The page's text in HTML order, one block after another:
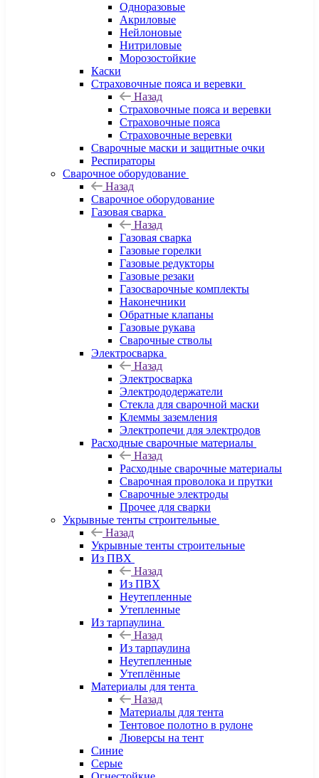
Одноразовые
Акриловые
Нейлоновые
Нитриловые
Морозостойкие
Каски
Страховочные пояса и веревки
Назад
Страховочные пояса и веревки
Страховочные пояса
Страховочные веревки
Сварочные маски и защитные очки
Респираторы
Сварочное оборудование
Назад
Сварочное оборудование
Газовая сварка
Назад
Газовая сварка
Газовые горелки
Газовые редукторы
Газовые резаки
Газосварочные комплекты
Наконечники
Обратные клапаны
Газовые рукава
Сварочные стволы
Электросварка
Назад
Электросварка
Электрододержатели
Стекла для сварочной маски
Клеммы заземления
Электропечи для электродов
Расходные сварочные материалы
Назад
Расходные сварочные материалы
Сварочная проволока и прутки
Сварочные электроды
Прочее для сварки
Укрывные тенты строительные
Назад
Укрывные тенты строительные
Из ПВХ
Назад
Из ПВХ
Неутепленные
Утепленные
Из тарпаулина
Назад
Из тарпаулина
Неутепленные
Утеплённые
Материалы для тента
Назад
Материалы для тента
Тентовое полотно в рулоне
Люверсы на тент
Синие
Серые